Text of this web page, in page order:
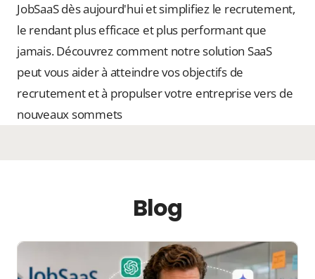
JobSaaS dès aujourd'hui et simplifiez le recrutement,
le rendant plus efficace et plus performant que
jamais. Découvrez comment notre solution SaaS
peut vous aider à atteindre vos objectifs de
recrutement et à propulser votre entreprise vers de
nouveaux sommets
Blog